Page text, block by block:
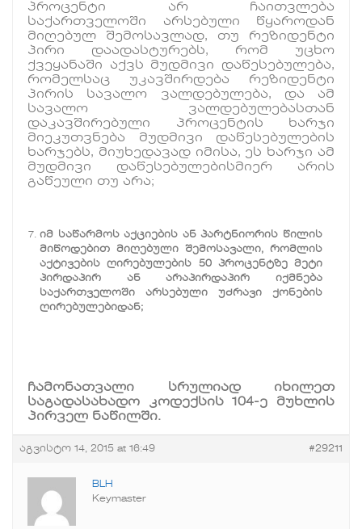
პროცენტი არ ჩაითვლება
საქართველოში არსებული წყაროდან
მიღებულ შემოსავლად, თუ რეზიდენტი
პირი დაადასტურებს, რომ უცხო
ქვეყანაში აქვს მუდმივი დაწესებულება,
რომელსაც უკავშირდება რეზიდენტი
პირის სავალო ვალდებულება, და ამ
სავალო ვალდებულებასთან
დაკავშირებული პროცენტის ხარჯი
მიეკუთვნება მუდმივი დაწესებულების
ხარჯებს, მიუხედავად იმისა, ეს ხარჯი ამ
მუდმივი დაწესებულებისმიერ არის
გაწეული თუ არა;
იმ საწარმოს აქციების ან პარტნიორის წილის
მიწოდებით მიღებული შემოსავალი, რომლის
აქტივების ღირებულების 50 პროცენტზე მეტი
პირდაპირ ან არაპირდაპირ იქმნება
საქართველოში არსებული უძრავი ქონების
ღირებულებიდან;
ჩამონათვალი სრულიად იხილეთ
საგადასახადო კოდექსის 104-ე მუხლის
პირველ ნაწილში.
აგვისტო 14, 2015 at 16:49 #29211
BLH
Keymaster